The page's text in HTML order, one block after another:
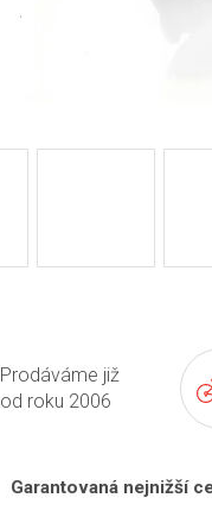
Prodáváme již
od roku 2006
Garantovaná nejnižší